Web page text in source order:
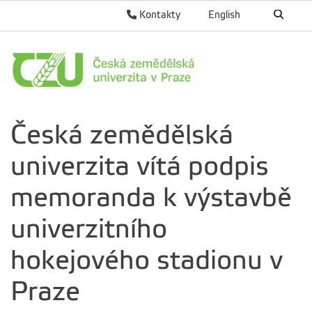
English
Kontakty
Česká zemědělská
univerzita vítá podpis
memoranda k výstavbě
univerzitního
hokejového stadionu v
Praze